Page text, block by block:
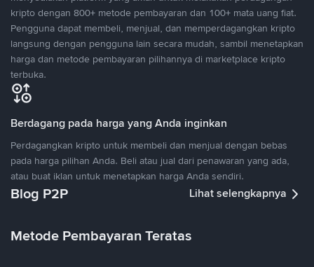
kripto dengan 800+ metode pembayaran dan 100+ mata uang fiat.
Pengguna dapat membeli, menjual, dan memperdagangkan kripto
langsung dengan pengguna lain secara mudah, sambil menetapkan
harga dan metode pembayaran pilihannya di marketplace kripto
terbuka.
Berdagang pada harga yang Anda inginkan
Perdagangkan kripto untuk membeli dan menjual dengan bebas
pada harga pilihan Anda. Beli atau jual dari penawaran yang ada,
atau buat iklan untuk menetapkan harga Anda sendiri.
Blog P2P Lihat selengkapnya
Metode Pembayaran Teratas